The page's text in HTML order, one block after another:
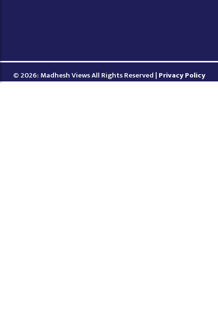
© 2026: Madhesh Views All Rights Reserved | Privacy Policy